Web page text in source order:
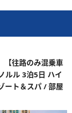
【往路のみ混乗車
ルル 3泊5日 ハイ
ート＆スパ / 部屋